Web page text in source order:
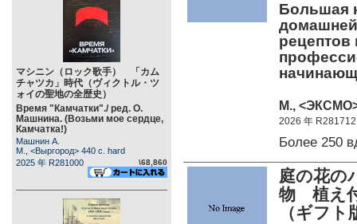
マシニン（ロック歌手） 「カム
チャツカ」時代（ヴィクトル・ツ
ォイの聖地の全歴史）
Время "Камчатки"./ ред. О.
Машнина. (Возьми мое сердце,
Камчатка!)
Машнин А.
М., <Выргород> 440 c. hard
2025 年 R281000
\68,860
Большая
рецептов
М.,
2026 年 R281712
Более 250
庭の花の
物 植え
（ギフ